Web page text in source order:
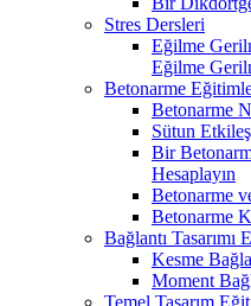
Stres Dersleri
Eğilme
Eğilme
Betonarme
Betonarme
Sütun
Bir
Hesaplayın
Betonarme
Betonarme
Bağlantı Tasarımı
Kesme
Moment